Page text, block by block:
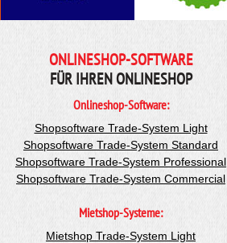
ONLINESHOP-SOFTWARE
FÜR IHREN ONLINESHOP
Onlineshop-Software:
Shopsoftware Trade-System Light
Shopsoftware Trade-System Standard
Shopsoftware Trade-System Professional
Shopsoftware Trade-System Commercial
Mietshop-Systeme:
Mietshop Trade-System Light